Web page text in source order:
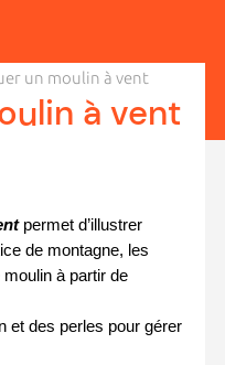
un moulin à vent
à vent
permet d’illustrer
de montagne, les
à partir de
et des perles pour gérer